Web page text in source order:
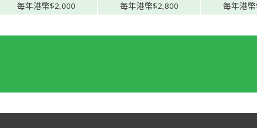
每年港幣$2,000 每年港幣$2,800 每年港